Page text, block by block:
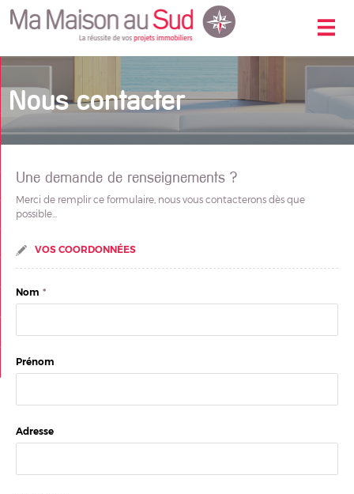
Nos offres
Nos biens vendus
Nous contacter
Ma sélection
Nous contacter
Une demande de renseignements ?
Merci de remplir ce formulaire, nous vous contacterons dès que
possible...
VOS COORDONNÉES
Nom *
Prénom
Adresse